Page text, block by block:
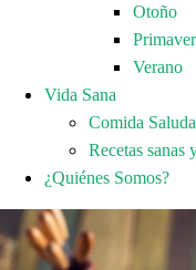
Otoño
Verano
Vida Sana
Comida
Recetas sanas
¿Quiénes Somos?